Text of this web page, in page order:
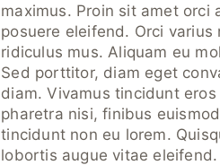
maximus. Proin sit amet orci
posuere eleifend. Orci
ridiculus mus. Aliquam eu
Sed porttitor, diam eget
diam. Vivamus tincidunt
pharetra nisi, finibus
tincidunt non eu lorem.
lobortis augue vitae